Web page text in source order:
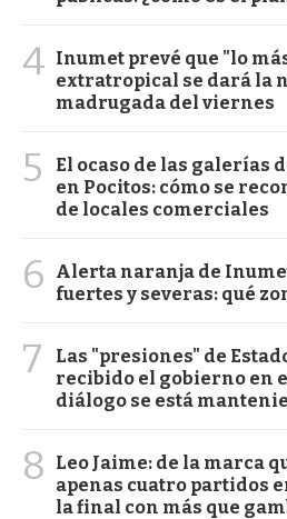
4 Inumet prevé que "lo
extratropical se dará la
madrugada del viernes
5
El ocaso de las galerías
en Pocitos: cómo se
de locales comerciales
6
Alerta naranja de
fuertes y severas: qué
7
Las "presiones" de
recibido el gobierno en
diálogo se está
8
Leo Jaime: de la marca
apenas cuatro partidos
la final con más que